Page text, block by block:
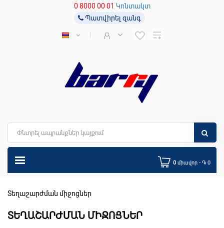
0 8000 00 01 Կոնտակտ
Պատվիրել զանգ
0 միավոր - ֏ 0
Տեղաշարժման միջոցներ
ՏԵՂԱՇԱՐԺՄԱՆ ՄԻՋՈՑՆԵՐ